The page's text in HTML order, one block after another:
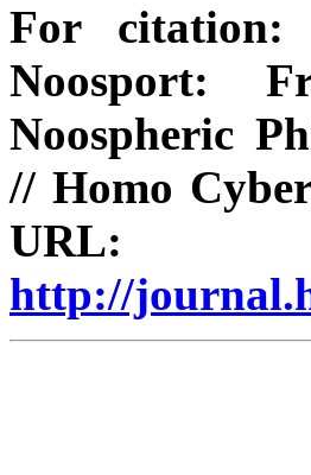
For citation:
Noosport:
Noospheric
// Homo
URL:
http://